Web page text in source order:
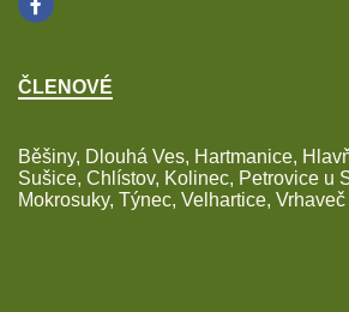
ČLENOVÉ
Běšiny, Dlouhá Ves, Hartmanice,
Sušice, Chlístov, Kolinec, Petrovice u
Mokrosuky, Týnec, Velhartice,